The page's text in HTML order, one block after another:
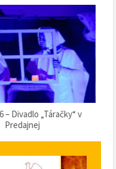
13. 12. 2025 – Súťaž o